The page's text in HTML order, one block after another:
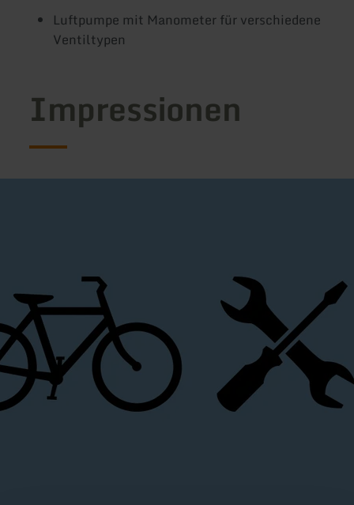
Luftpumpe mit Manometer für verschiedene
Ventiltypen
Impressionen